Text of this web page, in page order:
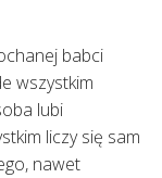
babci
wszystkim
lubi
liczy się sam
nawet